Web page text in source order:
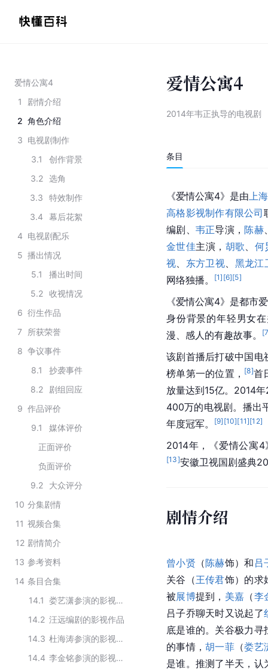
爱情公寓4
1
剧情介绍
2 角色介绍
3 电视剧制作
3.1
创作背景
3.2
选角
3.3
特效制作
3.4
幕后花絮
4 电视剧配乐
5 播出情况
5.1
播出时间
5.2
收视情况
6 衍生作品
7
所获荣誉
8 争议事件
8.1
抄袭事件
8.2
剧组回应
9 作品评价
9.1
媒体评价
正面评价
负面评价
9.2
大众评分
10 分集剧情
11 视频合集
12 剧情简介
13 参考资料
14 条目合集
14.1
娄艺潇参演的影视作品
14.2 汪远编剧的影视作品
14.3
杜海涛参演的影视作品
14.4
李金铭参演的影视作品
爱情公寓4
2014年韦正执导的电视剧
条目
《爱情公寓4》是由 上
高格影视制作有限公司
编剧、 韦正导演，陈赫
金世佳主演， 胡歌
何
视
东方卫视
黑龙江
网络独播。
[1] [6][5]
《爱情公寓4》是都市
身份背景的年轻男女
漫、感人的有趣故事。
[
该剧首播后打破中国电
榜单第一的位置， [8]首
放量达到15亿。2014
400万的电视剧。播出
年度冠军。
[9] [10][11][12]
2014年，《爱情公寓
[13]安徽卫视国剧盛典
剧情介绍
曾小贤 （陈赫饰）和 吕
关谷（王传君饰）的求
被展博提到， 美嘉 （李
吕子乔聊天时又说起了
底是谁的。关谷极力
的事情，胡一菲 （娄艺
是谁。推测了半天，认